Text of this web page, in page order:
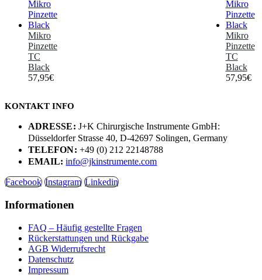
Mikro
Pinzette
TC
Black
57,95€
Mikro
Pinzette
TC
Black
57,95€
KONTAKT INFO
ADRESSE: J+K Chirurgische Instrumente GmbH:
Düsseldorfer Strasse 40, D-42697 Solingen, Germany
TELEFON: +49 (0) 212 22148788
EMAIL: info@jkinstrumente.com
Facebook Instagram Linkedin
Informationen
FAQ – Häufig gestellte Fragen
Rückerstattungen und Rückgabe
AGB Widerrufsrecht
Datenschutz
Impressum